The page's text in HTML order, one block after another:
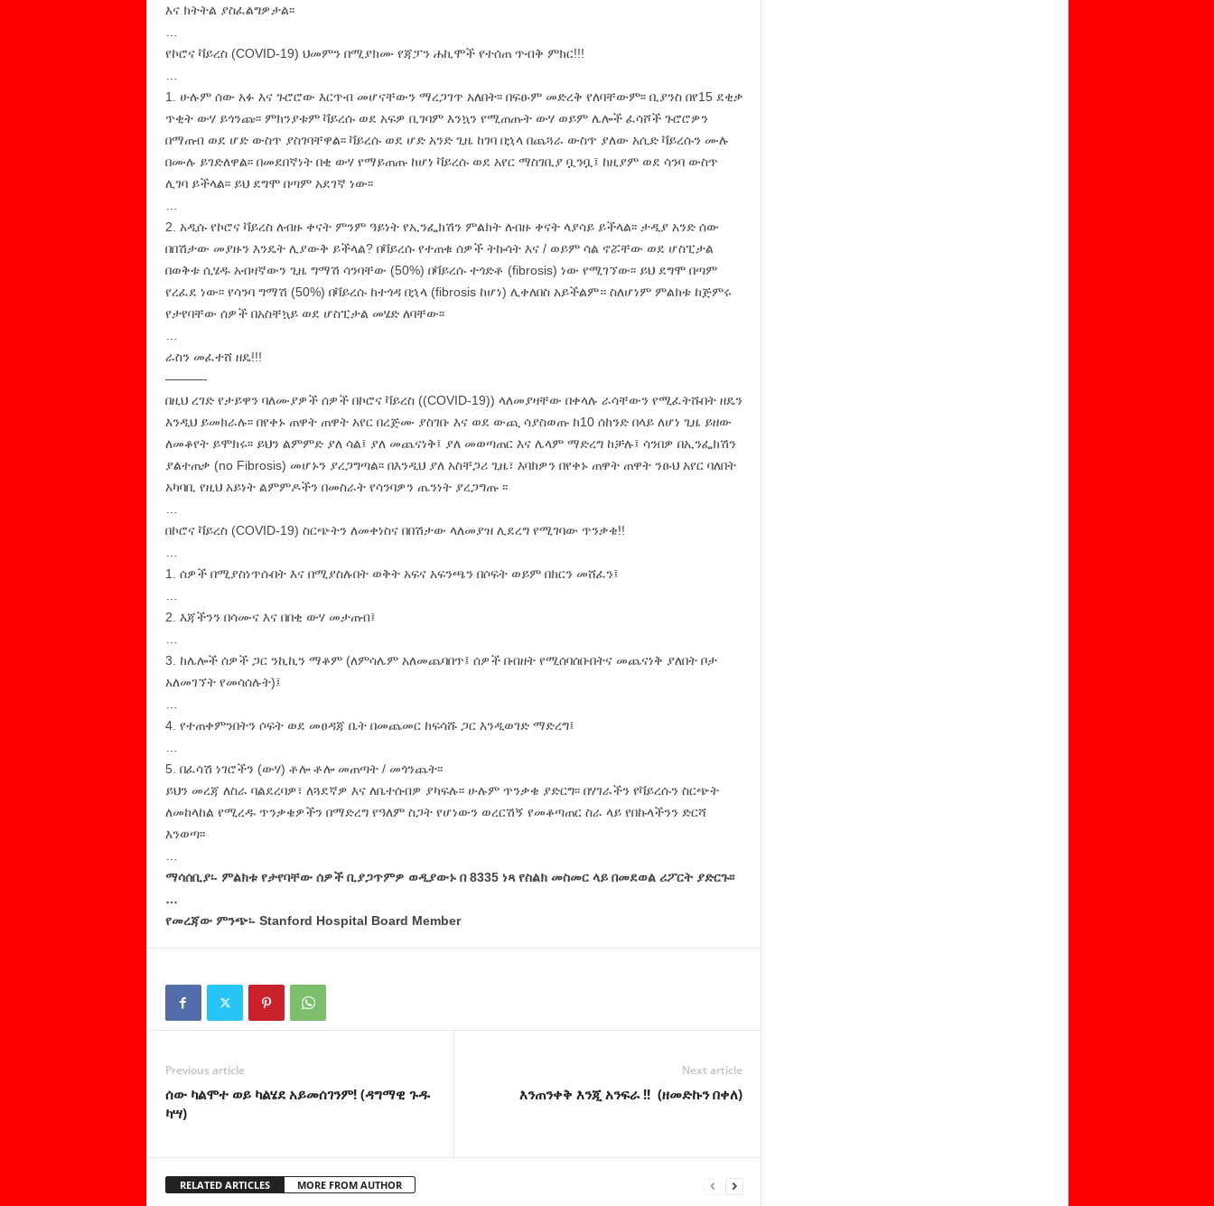
እና ክትትል ያስፈልግዎታል፡፡
የኮሮና ቫይረስ (COVID-19) ህመምን በሚያክሙ የጃፓን ሐኪሞች የተሰጠ ጥብቅ ምክር!!!
1. ሁሉም ሰው አፉ እና ጉሮሮው እርጥብ መሆናቸውን ማረጋገጥ አለበት፡፡ በፍፁም መድረቅ የለባቸውም፡፡ ቢያንስ በየ15 ደቂቃ
ጥቂት ውሃ ይጎንጩ፡፡ ምክንያቱም ቫይረሱ ወደ አፍዎ ቢገባም እንኳን የሚጠጡት ውሃ ወይም ሌሎች ፈሳሾች ጉሮሮዎን
በማጠብ ወደ ሆድ ውስጥ ያስገባቸዋል፡፡ ቫይረሱ ወደ ሆድ አንድ ጊዜ ከገባ በኋላ በጨጓራ ውስጥ ያለው አሲድ ቫይረሱን ሙሉ
በሙሉ ይገድለዋል፡፡ በመደበኛነት በቂ ውሃ የማይጠጡ ከሆነ ቫይረሱ ወደ አየር ማስገቢያ ቧንቧ፤ ከዚያም ወደ ሳንባ ውስጥ
ሊገባ ይችላል፡፡ ይህ ደግሞ በጣም አደገኛ ነው፡፡
2. አዲሱ የኮሮና ቫይረስ ለብዙ ቀናት ምንም ዓይነት የኢንፌክሽን ምልክት ለብዙ ቀናት ላያሳይ ይችላል፡፡ ታዲያ አንድ ሰው
በበሽታው መያዙን እንዴት ሊያውቅ ይችላል? በቫይረሱ የተጠቁ ሰዎች ትኩሳት እና / ወይም ሳል ኖሯቸው ወደ ሆስፒታል
በወቅቱ ሲሄዱ አብዛኛውን ጊዜ ግማሽ ሳንባቸው (50%) በቫይረሱ ተጎድቶ (fibrosis) ነው የሚገኘው፡፡ ይህ ደግሞ በጣም
የረፈደ ነው፡፡ የሳንባ ግማሽ (50%) በቫይረሱ ከተጎዳ በኋላ (fibrosis ከሆነ) ሊቀለበስ አይችልም። ስለሆነም ምልክቱ ከጅምሩ
የታየባቸው ሰዎች በአስቸኳይ ወደ ሆስፒታል መሄድ ለባቸው፡፡
ራስን መፈተሸ ዘዴ!!!
———-
በዚህ ረገድ የታይዋን ባለሙያዎች ሰዎች በኮሮና ቫይረስ ((COVID-19)) ላለመያዛቸው በቀላሉ ራሳቸውን የሚፈትሹበት ዘዴን
እንዲህ ይመክራሉ፡፡ በየቀኑ ጠዋት ጠዋት አየር በረጅሙ ያስገቡ እና ወደ ውጪ ሳያስወጡ ከ10 ሰከንድ በላይ ለሆነ ጊዜ ይዘው
ለመቆየት ይሞክሩ፡፡ ይህን ልምምድ ያለ ሳል፤ ያለ መጨናነቅ፤ ያለ መወጣጠር እና ሌላም ማድረግ ከቻሉ፤ ሳንበዎ በኢንፌክሽን
ያልተጠቃ (no Fibrosis) መሆኑን ያረጋግጣል፡፡ በእንዲህ ያለ አስቸጋሪ ጊዜ፣ እባክዎን በየቀኑ ጠዋት ጠዋት ንፁህ አየር ባለበት
አካባቢ የዚህ አይነት ልምምዶችን በመስራት የሳንባዎን ጤንነት ያረጋግጡ ፡፡
በኮሮና ቫይረስ (COVID-19) ስርጭትን ለመቀነስና በበሽታው ላለመያዝ ሊደረግ የሚገባው ጥንቃቄ!!
1. ሰዎች በሚያስነጥሱበት እና በሚያስሉበት ወቅት አፍና አፍንጫን በሶፍት ወይም በክርን መሸፈን፤
2. እጃችንን በሳሙና እና በበቂ ውሃ መታጠብ፤
3. ከሌሎች ሰዎች ጋር ንኪኪን ማቆም (ለምሳሌም አለመጨባበጥ፤ ሰዎች በብዘት የሚሰባሰቡበትና መጨናነቅ ያለበት ቦታ
አለመገኘት የመሳሰሉት)፤
4. የተጠቀምንበትን ሶፍት ወደ መፀዳጃ ቤት በመጨመር ከፍሳሹ ጋር እንዲወገድ ማድረግ፤
5. በፈሳሽ ነገሮችን (ውሃ) ቶሎ ቶሎ መጠጣት / መጎንጨት፡፡
ይህን መረጃ ለስራ ባልደረባዎ፣ ለጓደኛዎ እና ለቤተሰብዎ ያካፍሉ፡፡ ሁሉም ጥንቃቄ ያድርግ፡፡ በሃገራችን የቫይረሱን ስርጭት
ለመከላከል የሚረዱ ጥንቃቄዎችን በማድረግ የዓለም ስጋት የሆነውን ወረርሽኝ የመቆጣጠር ስራ ላይ የበኩላችንን ድርሻ
እንወጣ፡፡
ማሳሰቢያ፡- ምልክቱ የታየባቸው ሰዎች ቢያጋጥምዎ ወዲያውኑ በ 8335 ነጻ የስልክ መስመር ላይ በመደወል ሪፖርት ያድርጉ፡፡
…
የመረጃው ምንጭ፡- Stanford Hospital Board Member
Previous article
ሰው ካልሞተ ወይ ካልሄደ አይመሰገንም! (ዳግማዊ ጉዱ
ካሣ)
Next article
እንጠንቀቅ እንጂ አንፍራ !! (ዘመድኩን በቀለ)
RELATED ARTICLES MORE FROM AUTHOR